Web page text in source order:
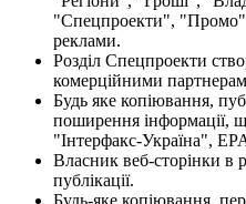
"Спецпроекти", "Промо"
реклами.
Розділ Спецпроекти
комерційними
Будь яке копіювання,
поширення інформації,
"Інтерфакс-Україна",
Власник веб-сторінки в
публікації.